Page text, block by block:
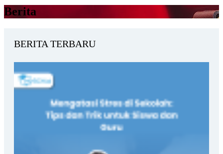
Berita
BERITA TERBARU